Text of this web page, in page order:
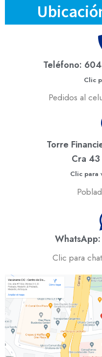
Teléfono:
Clic
Pedidos al
Torre
Cra
Clic para
Clic para